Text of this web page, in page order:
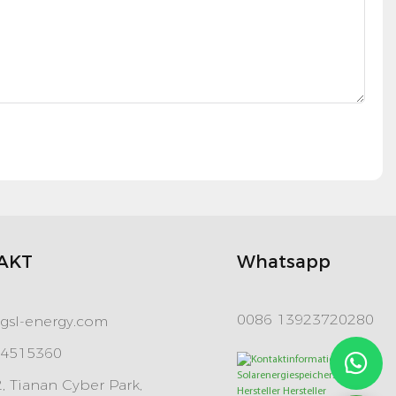
energy.com
Tianan Cyber ​​Park,
Whatsapp
0086 13923720280